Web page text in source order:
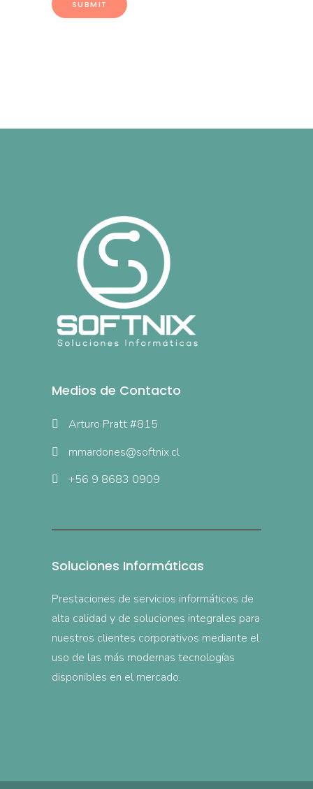
Medios de Contacto
Arturo Pratt #815
mmardones@softnix.cl
+56 9 8683 0909
Soluciones Informáticas
Prestaciones de servicios informáticos de
alta calidad y de soluciones integrales para
nuestros clientes corporativos mediante el
uso de las más modernas tecnologías
disponibles en el mercado.